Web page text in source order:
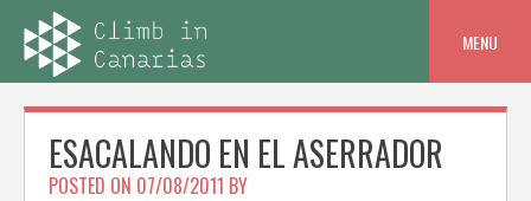
content
MENU
ESACALANDO EN EL ASERRADOR
POSTED ON 07/08/2011 BY